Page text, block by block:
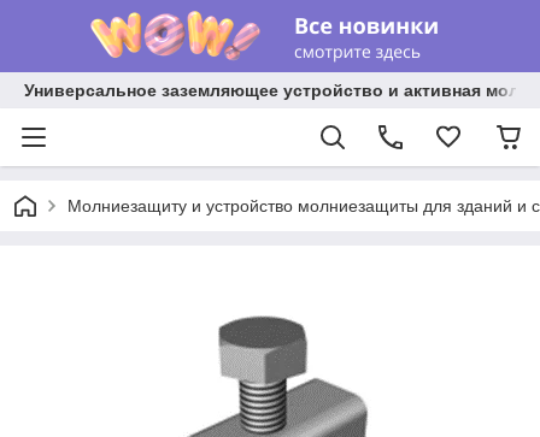
Универсальное заземляющее устройство и активная
Молниезащиту и устройство молниезащиты для зданий и